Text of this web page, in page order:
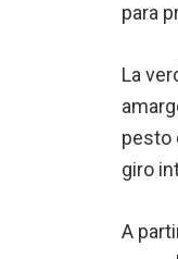
para
La
pesto
giro
A